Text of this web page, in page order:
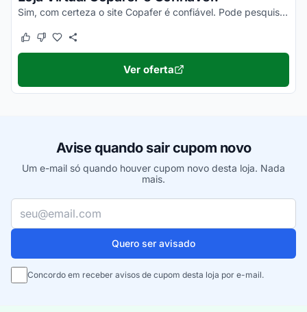
Sim, com certeza o site Copafer é confiável. Pode pesquisar no Reclame Aqui Copafer, ler as avaliações dos clientes que você vai ter certeza disso!
Este cupom funcionou
Este cupom não funcionou
Ver oferta
Avise quando sair cupom novo
Um e-mail só quando houver cupom novo desta loja. Nada
mais.
Seu e-mail
Quero ser avisado
Concordo em receber avisos de cupom desta loja por e-mail.